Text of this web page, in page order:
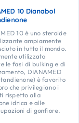
10 Dianabol
10 è uno steroide
ampiamente
in tutto il mondo.
utilizzato
le fasi di bulking e di
DIANAMED
è favorito
che privilegiano i
rispetto alla
idrica e alle
di gonfiore.